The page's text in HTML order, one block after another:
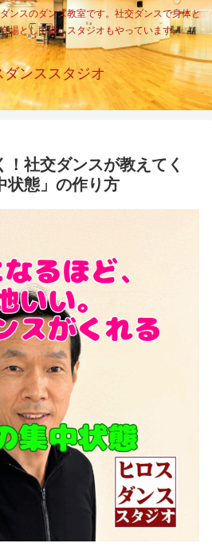
ンスのダンス教室です。社交ダンスで身体と
場として貸しスタジオもやっています。
ダンススタジオ
！社交ダンスが教えてく
状態」の作り方